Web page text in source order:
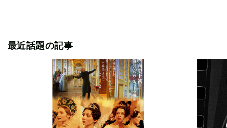
最近話題の記事